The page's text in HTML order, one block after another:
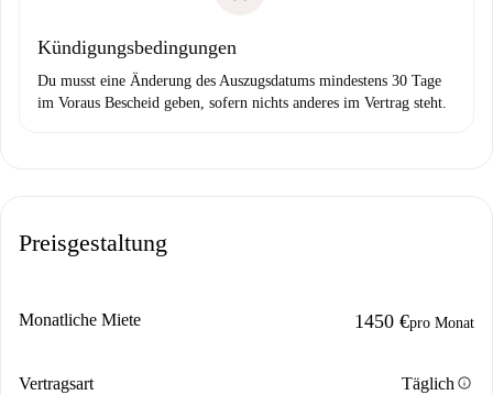
Kündigungsbedingungen
Du musst eine Änderung des Auszugsdatums mindestens 30 Tage
im Voraus Bescheid geben, sofern nichts anderes im Vertrag steht.
Preisgestaltung
Monatliche Miete 1450 €pro Monat
Vertragsart Täglichinfo